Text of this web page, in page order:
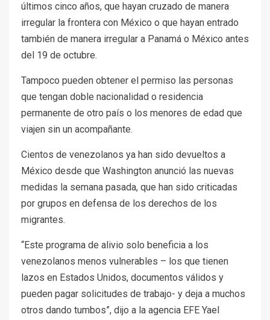
últimos cinco años, que hayan cruzado de manera
irregular la frontera con México o que hayan entrado
también de manera irregular a Panamá o México antes
del 19 de octubre.
Tampoco pueden obtener el permiso las personas
que tengan doble nacionalidad o residencia
permanente de otro país o los menores de edad que
viajen sin un acompañante.
Cientos de venezolanos ya han sido devueltos a
México desde que Washington anunció las nuevas
medidas la semana pasada, que han sido criticadas
por grupos en defensa de los derechos de los
migrantes.
“Este programa de alivio solo beneficia a los
venezolanos menos vulnerables – los que tienen
lazos en Estados Unidos, documentos válidos y
pueden pagar solicitudes de trabajo- y deja a muchos
otros dando tumbos”, dijo a la agencia EFE Yael